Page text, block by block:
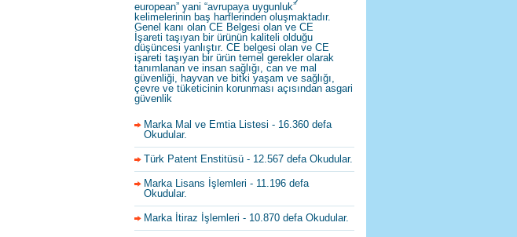
european” yani “avrupaya uygunluk”
kelimelerinin baş harflerinden oluşmaktadır.
Genel kanı olan CE Belgesi olan ve CE
İşareti taşıyan bir ürünün kaliteli olduğu
düşüncesi yanlıştır. CE belgesi olan ve CE
işareti taşıyan bir ürün temel gerekler olarak
tanımlanan ve insan sağlığı, can ve mal
güvenliği, hayvan ve bitki yaşam ve sağlığı,
çevre ve tüketicinin korunması açısından asgari
güvenlik
Marka Mal ve Emtia Listesi - 16.360 defa
Okudular.
Türk Patent Enstitüsü - 12.567 defa Okudular.
Marka Lisans İşlemleri - 11.196 defa
Okudular.
Marka İtiraz İşlemleri - 10.870 defa Okudular.